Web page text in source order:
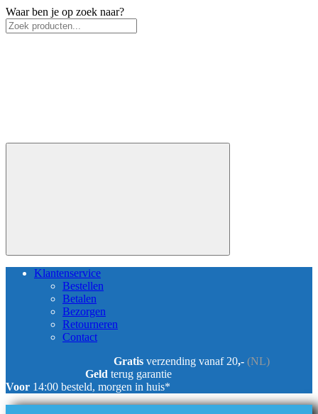
Waar ben je op zoek naar?
Klantenservice
Bestellen
Betalen
Bezorgen
Retourneren
Contact
Gratis verzending vanaf 20,- (NL)
Geld terug garantie
Voor 14:00 besteld, morgen in huis*